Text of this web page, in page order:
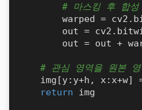
# 마스킹 후 합성
warped =
out =
out = out +
# 관심 영역을 원본 영
img[y:y+h, x:x+w]
return img